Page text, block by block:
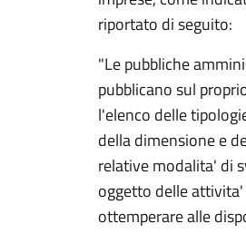
riportato di seguito:
"Le pubbliche
pubblicano sul
l'elenco delle
della dimensione e
relative modalita' di
oggetto delle
ottemperare alle